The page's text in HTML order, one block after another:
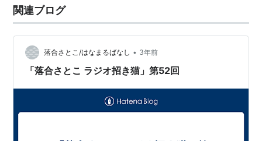
関連ブログ
落合さとこ/はなまるばなし • 3年前
「落合さとこ ラジオ招き猫」第52回